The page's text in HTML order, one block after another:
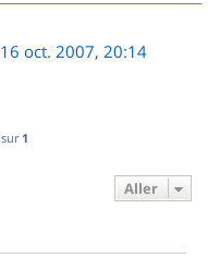
16 oct. 2007, 20:14
sur 1
Aller